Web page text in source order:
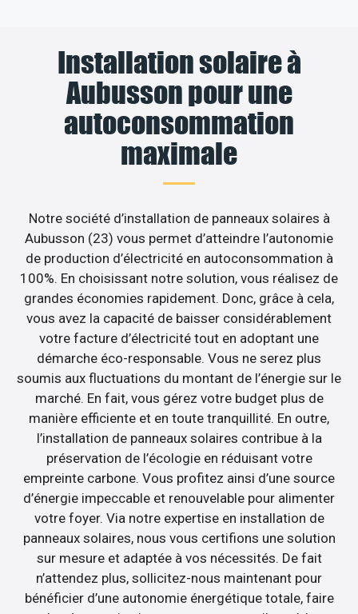
Installation solaire à
Aubusson pour une
autoconsommation
maximale
Notre société d’installation de panneaux solaires à
Aubusson (23) vous permet d’atteindre l’autonomie
de production d’électricité en autoconsommation à
100%. En choisissant notre solution, vous réalisez de
grandes économies rapidement. Donc, grâce à cela,
vous avez la capacité de baisser considérablement
votre facture d’électricité tout en adoptant une
démarche éco-responsable. Vous ne serez plus
soumis aux fluctuations du montant de l’énergie sur le
marché. En fait, vous gérez votre budget plus de
manière efficiente et en toute tranquillité. En outre,
l’installation de panneaux solaires contribue à la
préservation de l’écologie en réduisant votre
empreinte carbone. Vous profitez ainsi d’une source
d’énergie impeccable et renouvelable pour alimenter
votre foyer. Via notre expertise en installation de
panneaux solaires, nous vous certifions une solution
sur mesure et adaptée à vos nécessités. De fait
n’attendez plus, sollicitez-nous maintenant pour
bénéficier d’une autonomie énergétique totale, faire